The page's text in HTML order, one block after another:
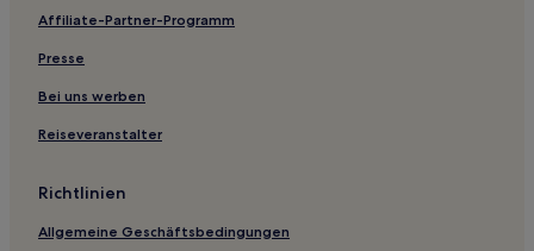
Hotels nahe Avon Valley National Park
Ballajura: Hotels
Jane Brook: Hotels
Noranda: Hotels
Mount Helena: Hotels
Bolgart Hotels
Affiliate-Partner-Programm
Presse
Bei uns werben
Reiseveranstalter
Richtlinien
Allgemeine Geschäftsbedingungen